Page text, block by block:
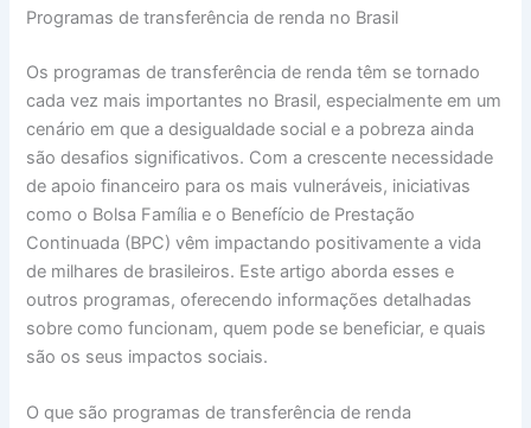
Programas de transferência de renda no Brasil
Os programas de transferência de renda têm se tornado
cada vez mais importantes no Brasil, especialmente em um
cenário em que a desigualdade social e a pobreza ainda
são desafios significativos. Com a crescente necessidade
de apoio financeiro para os mais vulneráveis, iniciativas
como o Bolsa Família e o Benefício de Prestação
Continuada (BPC) vêm impactando positivamente a vida
de milhares de brasileiros. Este artigo aborda esses e
outros programas, oferecendo informações detalhadas
sobre como funcionam, quem pode se beneficiar, e quais
são os seus impactos sociais.
O que são programas de transferência de renda